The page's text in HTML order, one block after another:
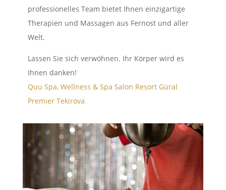
professionelles Team bietet Ihnen einzigartige
Therapien und Massagen aus Fernost und aller
Welt.
Lassen Sie sich verwöhnen. Ihr Körper wird es
Ihnen danken!
Quu Spa, Wellness & Spa Salon Resort Güral
Premier Tekirova